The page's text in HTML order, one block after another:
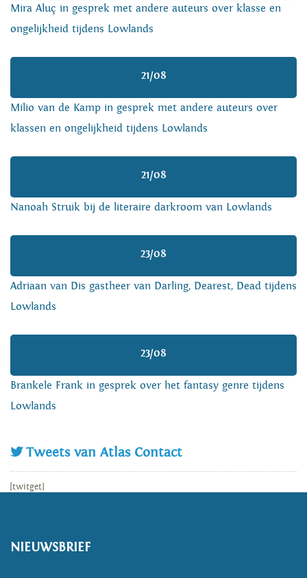
Mira Aluç in gesprek met andere auteurs over klasse en
ongelijkheid tijdens Lowlands
21/08
Milio van de Kamp in gesprek met andere auteurs over
klassen en ongelijkheid tijdens Lowlands
21/08
Nanoah Struik bij de literaire darkroom van Lowlands
23/08
Adriaan van Dis gastheer van Darling, Dearest, Dead tijdens
Lowlands
23/08
Brankele Frank in gesprek over het fantasy genre tijdens
Lowlands
Tweets van Atlas Contact
[twitget]
NIEUWSBRIEF